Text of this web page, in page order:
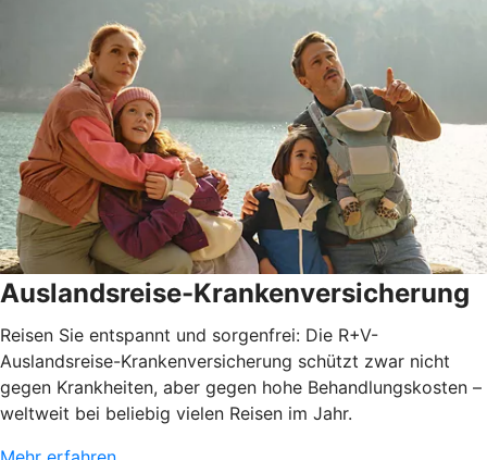
Auslandsreise-Krankenversicherung
Reisen Sie entspannt und sorgenfrei: Die R+V-
Auslandsreise-Krankenversicherung schützt zwar nicht
gegen Krankheiten, aber gegen hohe Behandlungskosten –
weltweit bei beliebig vielen Reisen im Jahr.